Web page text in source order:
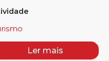
Ler mais